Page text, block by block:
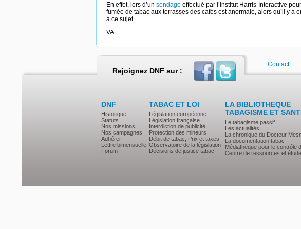
En effet, lors d’un sondage effectué par l’institut Harris-Interactive
fumée de tabac aux terrasses des cafés est anormale, alors qu’il y
à ce sujet.
VA
Rejoignez DNF sur :
DNF
Historique
Statuts
Nos missions
Nos campagnes
Adhérer
Lettre bimensuelle
Forum
TABAC ET LOI
Législation européenne
Législation française
Interdiction de publicité
Protection des mineurs
Débit de tabac, Prix et taxes
Observatoire de la législation
Décisions de justice tabac
LA BIBLIOTHEQUE
TABAGISME ET
Le tabagisme passif
Les actualités
La chronique du Docteur
La documentation tabac
Médiathèque pour le contrôle
Centre de ressources et
Contact